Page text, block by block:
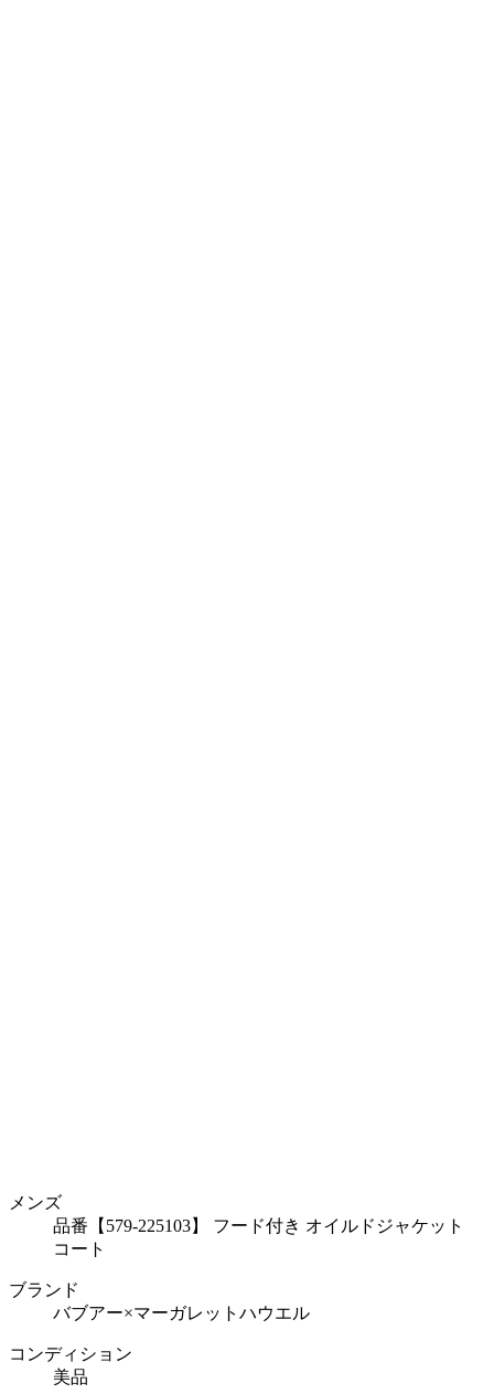
メンズ
品番【579-225103】 フード付き オイルドジャケット
コート
ブランド
バブアー×マーガレットハウエル
コンディション
美品